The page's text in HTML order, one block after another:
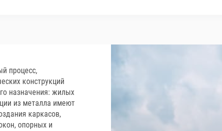
процесс,
конструкций
назначения: жилых
из металла имеют
каркасов,
опорных и